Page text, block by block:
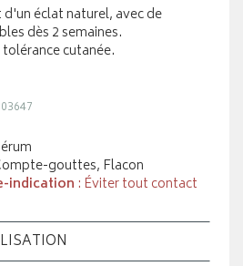
éclat naturel, avec de
dès 2 semaines.
cutanée.
gouttes, Flacon
indication : Éviter tout contact